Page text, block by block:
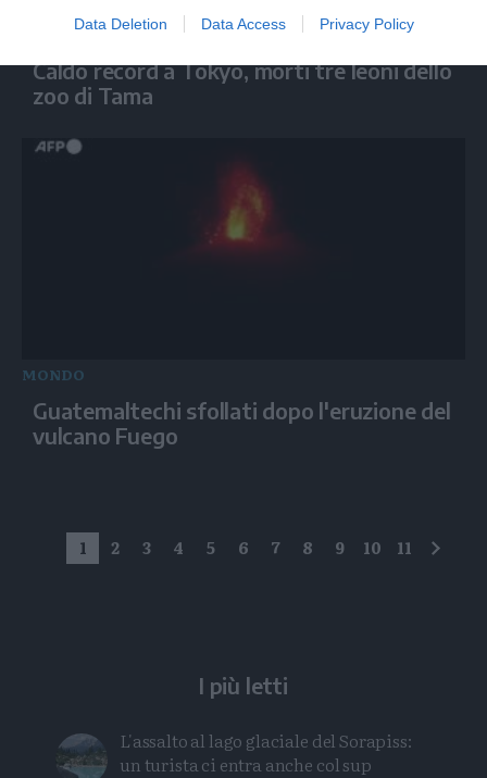
Data Deletion Data Access Privacy Policy
MONDO
Caldo record a Tokyo, morti tre leoni dello
zoo di Tama
MONDO
Guatemaltechi sfollati dopo l'eruzione del
vulcano Fuego
1 2 3 4 5 6 7 8 9 10 11
I più letti
L'assalto al lago glaciale del Sorapiss:
un turista ci entra anche col sup